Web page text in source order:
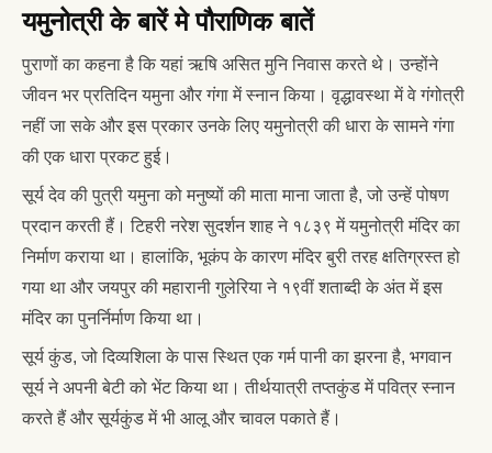
यमुनोत्री के बारें मे पौराणिक बातें
पुराणों का कहना है कि यहां ऋषि असित मुनि निवास करते थे। उन्होंने
जीवन भर प्रतिदिन यमुना और गंगा में स्नान किया। वृद्धावस्था में वे गंगोत्री
नहीं जा सके और इस प्रकार उनके लिए यमुनोत्री की धारा के सामने गंगा
की एक धारा प्रकट हुई।
सूर्य देव की पुत्री यमुना को मनुष्यों की माता माना जाता है, जो उन्हें पोषण
प्रदान करती हैं। टिहरी नरेश सुदर्शन शाह ने १८३९ में यमुनोत्री मंदिर का
निर्माण कराया था। हालांकि, भूकंप के कारण मंदिर बुरी तरह क्षतिग्रस्त हो
गया था और जयपुर की महारानी गुलेरिया ने १९वीं शताब्दी के अंत में इस
मंदिर का पुनर्निर्माण किया था।
सूर्य कुंड, जो दिव्यशिला के पास स्थित एक गर्म पानी का झरना है, भगवान
सूर्य ने अपनी बेटी को भेंट किया था। तीर्थयात्री तप्तकुंड में पवित्र स्नान
करते हैं और सूर्यकुंड में भी आलू और चावल पकाते हैं।